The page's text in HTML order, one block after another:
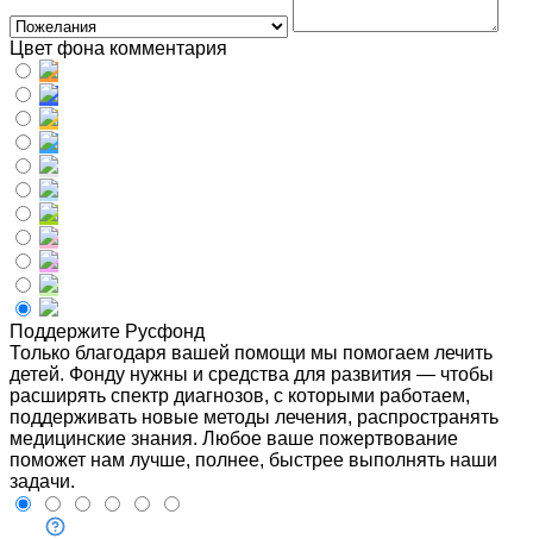
Цвет фона комментария
Поддержите Русфонд
Только благодаря вашей помощи мы помогаем лечить
детей. Фонду нужны и средства для развития — чтобы
расширять спектр диагнозов, с которыми работаем,
поддерживать новые методы лечения, распространять
медицинские знания. Любое ваше пожертвование
поможет нам лучше, полнее, быстрее выполнять наши
задачи.